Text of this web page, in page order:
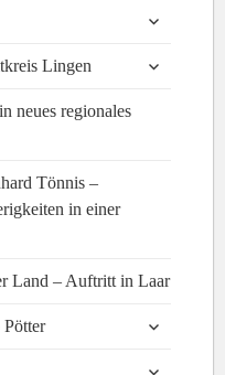
untermenü
Lingen
untermenü
neues regionales
Tönnis –
in einer
Land – Auftritt in Laar
untermenü
untermenü